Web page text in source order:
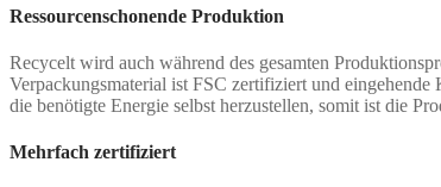
Ressourcenschonende Produktion
Recycelt wird auch während des gesamten
Verpackungsmaterial ist FSC zertifiziert und
die benötigte Energie selbst herzustellen, somit ist die
Mehrfach zertifiziert